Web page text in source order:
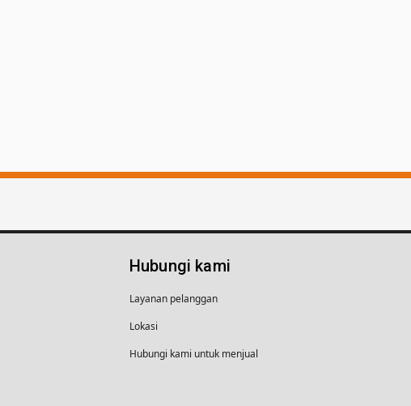
Hubungi kami
Layanan pelanggan
Lokasi
Hubungi kami untuk menjual